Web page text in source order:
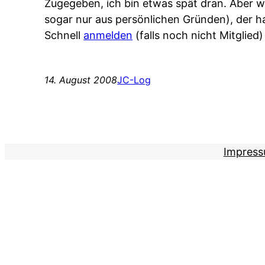
Zugegeben, ich bin etwas spät dran. Aber
sogar nur aus persönlichen Gründen), der
Schnell anmelden (falls noch nicht
14. August 2008JC-Log